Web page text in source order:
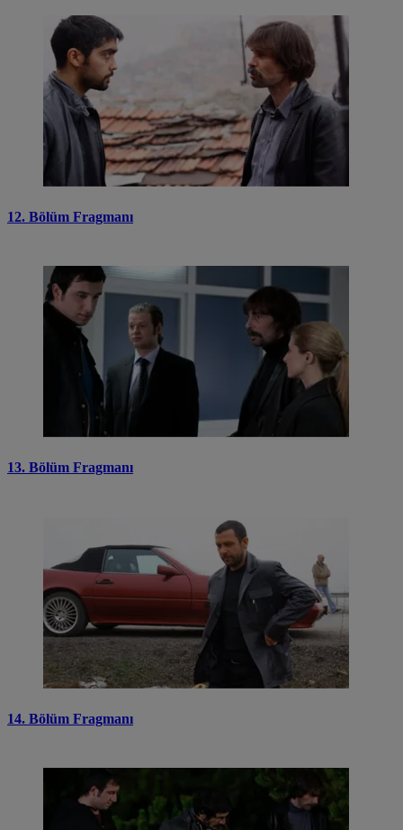
12. Bölüm Fragmanı
13. Bölüm Fragmanı
14. Bölüm Fragmanı